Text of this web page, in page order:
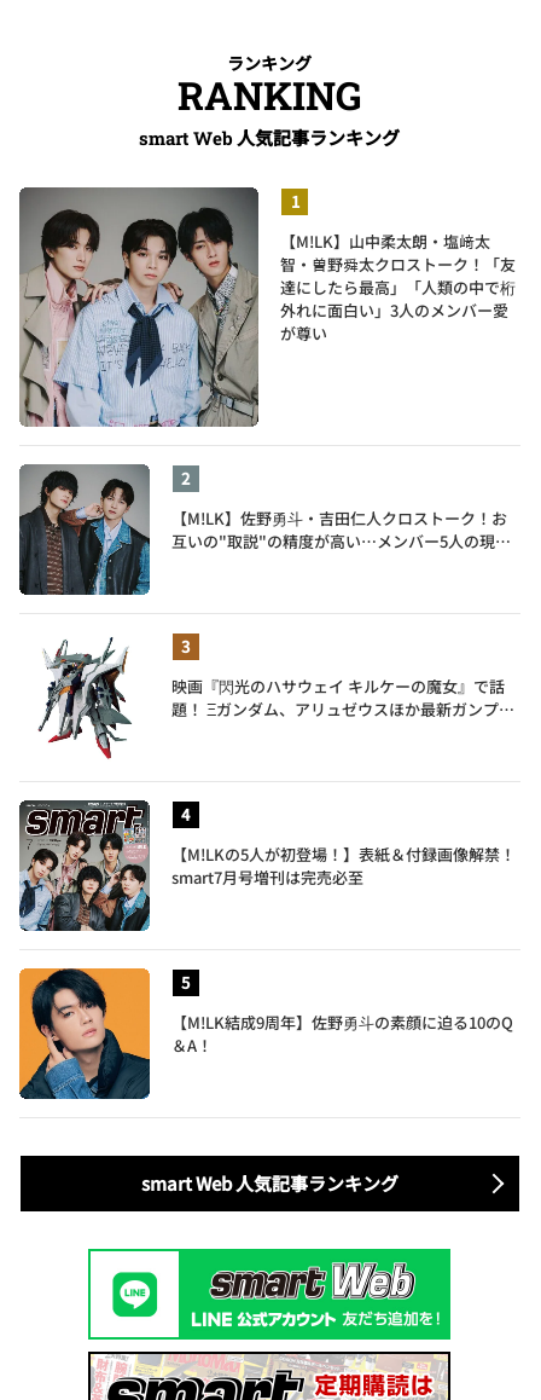
ランキング
RANKING
smart Web 人気記事ランキング
【M!LK】山中柔太朗・塩﨑太
智・曽野舜太クロストーク！「友
達にしたら最高」「人類の中で桁
外れに面白い」3人のメンバー愛
が尊い
【M!LK】佐野勇斗・吉田仁人クロストーク！お
互いの"取説"の精度が高い…メンバー5人の現在
映画『閃光のハサウェイ キルケーの魔女』で話
題！ Ξガンダム、アリュゼウスほか最新ガンプラ
【M!LKの5人が初登場！】表紙＆付録画像解禁！
smart7月号増刊は完売必至
【M!LK結成9周年】佐野勇斗の素顔に迫る10のQ
＆A！
smart Web 人気記事ランキング